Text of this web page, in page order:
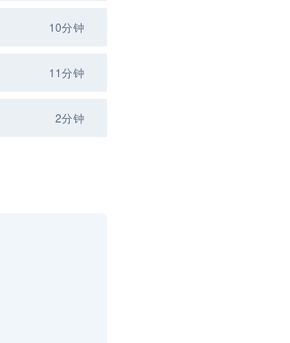
10分钟
11分钟
2分钟